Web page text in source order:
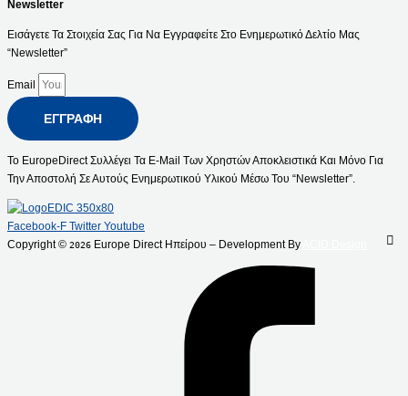
Newsletter
Εισάγετε Τα Στοιχεία Σας Για Να Εγγραφείτε Στο Ενημερωτικό Δελτίο Μας
“Newsletter”
Email
ΕΓΓΡΑΦΉ
Το EuropeDirect Συλλέγει Τα E-Mail Των Χρηστών Αποκλειστικά Και Μόνο Για
Την Αποστολή Σε Αυτούς Ενημερωτικού Υλικού Μέσω Του “Newsletter”.
Facebook-F Twitter Youtube
Copyright © 2026 Europe Direct Ηπείρου – Development By